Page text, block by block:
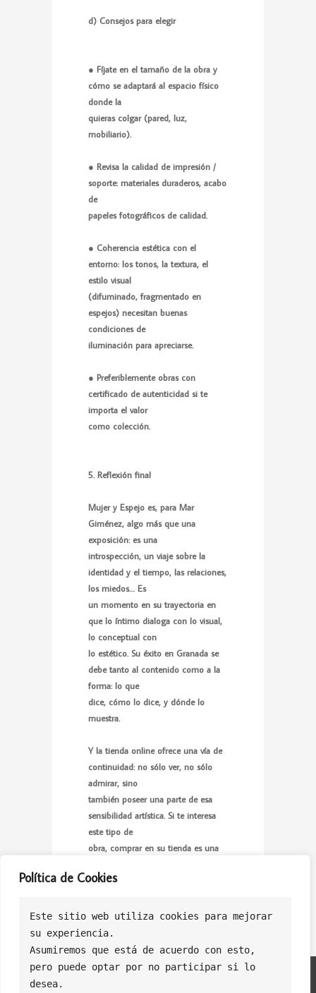
Política de Cookies
Este sitio web utiliza cookies para mejorar
su experiencia.
Asumiremos que está de acuerdo con esto,
pero puede optar por no participar si lo
desea.
d) Consejos para elegir
● Fíjate en el tamaño de la obra y
cómo se adaptará al espacio físico
donde la
quieras colgar (pared, luz,
mobiliario).
● Revisa la calidad de impresión /
soporte: materiales duraderos, acabo
de
papeles fotográficos de calidad.
● Coherencia estética con el
entorno: los tonos, la textura, el
estilo visual
(difuminado, fragmentado en
espejos) necesitan buenas
condiciones de
iluminación para apreciarse.
● Preferiblemente obras con
certificado de autenticidad si te
importa el valor
como colección.
5. Reflexión final
Mujer y Espejo es, para Mar
Giménez, algo más que una
exposición: es una
introspección, un viaje sobre la
identidad y el tiempo, las relaciones,
los miedos… Es
un momento en su trayectoria en
que lo íntimo dialoga con lo visual,
lo conceptual con
lo estético. Su éxito en Granada se
debe tanto al contenido como a la
forma: lo que
dice, cómo lo dice, y dónde lo
muestra.
Y la tienda online ofrece una vía de
continuidad: no sólo ver, no sólo
admirar, sino
también poseer una parte de esa
sensibilidad artística. Si te interesa
este tipo de
obra, comprar en su tienda es una
contemporáneo con significado.
Politica de Privacidad Politica de Cookies